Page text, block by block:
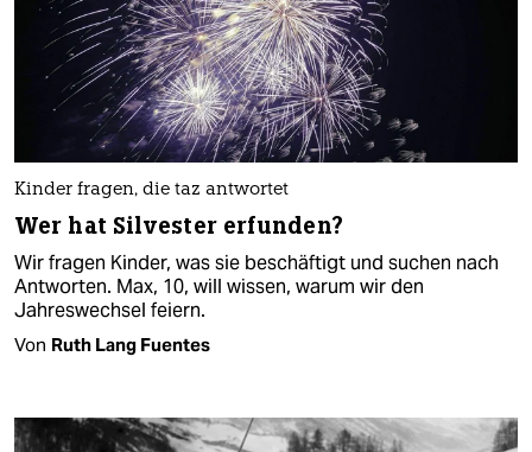
Kinder fragen, die taz antwortet
Wer hat Silvester erfunden?
Wir fragen Kinder, was sie beschäftigt und suchen nach
Antworten. Max, 10, will wissen, warum wir den
Jahreswechsel feiern.
Von Ruth Lang Fuentes